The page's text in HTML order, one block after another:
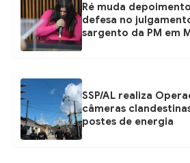
Ré muda
defesa no
sargento da PM em
SSP/AL realiza
câmeras
postes de energia